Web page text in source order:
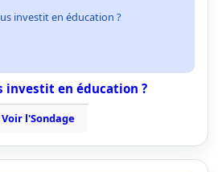
investit en éducation ?
investit en éducation ?
Voir l'Sondage